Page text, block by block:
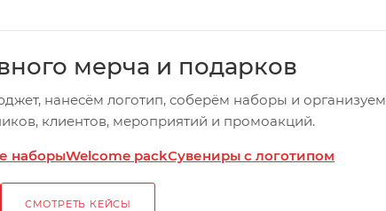
мерча и подарков
нанесём логотип, соберём наборы и организуем
клиентов, мероприятий и промоакций.
наборыWelcome packСувениры с логотипом
СМОТРЕТЬ КЕЙСЫ